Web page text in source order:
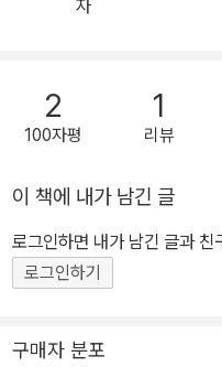
립의 노래가 ‘듣는’ 것이 아
질감을 가지고 있을지, 어떤
송북이 도착했다. 가장 사랑
이너 노트, 그 담담하고 내밀
한 세계에 깃들고 싶은 먹의 마
읽으며 내가 만들어 낸 단어
자
2
100자평
1
리뷰
이 책에 내가 남긴 글
로그인하면 내가 남긴 글과
로그인하기
구매자 분포